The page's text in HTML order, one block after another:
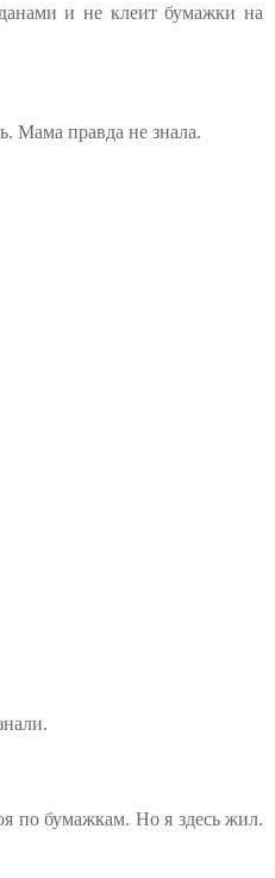
и не клеит бумажки на
Мама правда не знала.
по бумажкам. Но я здесь жил.